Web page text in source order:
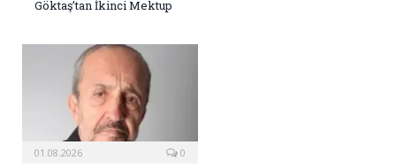
Göktaş’tan İkinci Mektup
01.08.2026 0